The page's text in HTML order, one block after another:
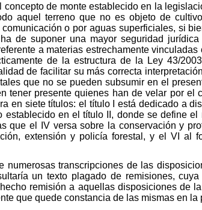
concepto de monte establecido en la
aquel terreno que no es objeto de
comunicación o por aguas superficiales, si
de suponer una mayor seguridad
a materias estrechamente
de la estructura de la Ley 43/
de facilitar su más correcta
que no se pueden subsumir en el
tener presente quienes han de velar por
en siete títulos: el título I está dedicado a
establecido en el título II, donde se define
que el IV versa sobre la conservación y
extensión y policía forestal, y el VI al
numerosas transcripciones de las
un texto plagado de remisiones,
remisión a aquellas disposiciones de
que quede constancia de las mismas en la